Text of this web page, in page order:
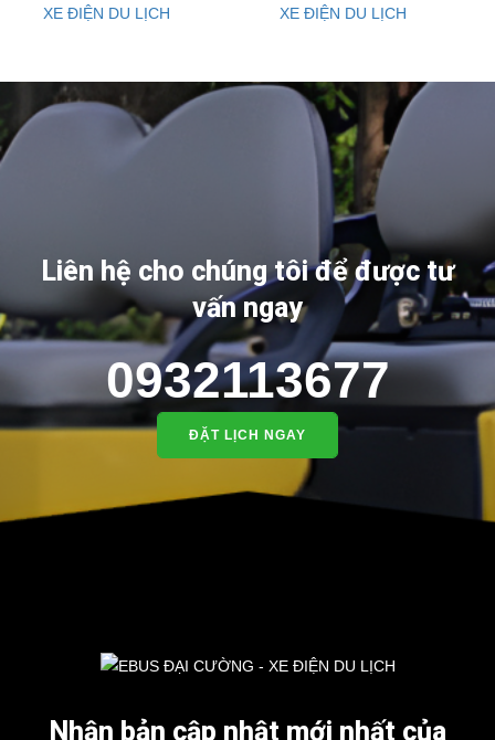
Liên hệ cho chúng tôi để được tư
vấn ngay
0932113677
ĐẶT LỊCH NGAY
Nhận bản cập nhật mới nhất của